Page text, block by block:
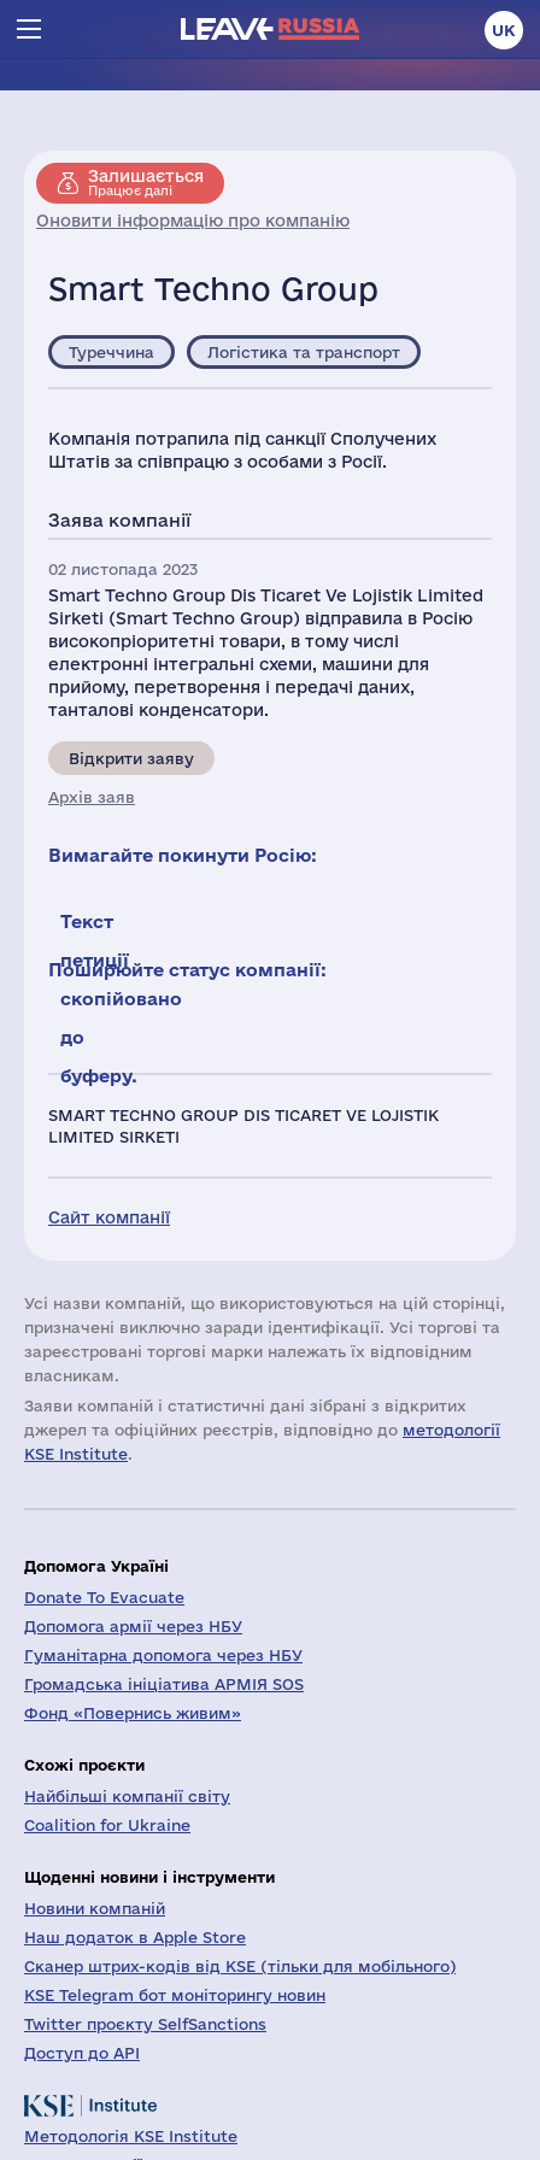
UK
Залишається
Працює далі
Оновити інформацію про компанію
Smart Techno Group
SMART TECHNO GROUP DIS TICARET VE LOJISTIK
LIMITED SIRKETI
Сайт компанії
Туреччина Логістика та транспорт
Компанія потрапила під санкції Сполучених
Штатів за співпрацю з особами з Росії.
Заява компанії
02 листопада 2023
Smart Techno Group Dis Ticaret Ve Lojistik Limited
Sirketi (Smart Techno Group) відправила в Росію
високопріоритетні товари, в тому числі
електронні інтегральні схеми, машини для
прийому, перетворення і передачі даних,
танталові конденсатори.
Відкрити заяву
Архів заяв
Вимагайте покинути Росію:
Текст
петиції
скопійовано
до
буферу.
Поширюйте статус компанії:
Усі назви компаній, що використовуються на цій сторінці,
призначені виключно заради ідентифікації. Усі торгові та
зареєстровані торгові марки належать їх відповідним
власникам.
Заяви компаній i статистичні дані зібрані з відкритих
джерел та офіційних реєстрів, відповідно до методології
KSE Institute.
Допомога Україні
Donate To Evacuate
Допомога армії через НБУ
Гуманітарна допомога через НБУ
Громадська ініціатива АРМІЯ SOS
Фонд «Повернись живим»
Схожі проєкти
Найбільші компанії світу
Coalition for Ukraine
Щоденні новини і інструменти
Новини компаній
Наш додаток в Apple Store
Сканер штрих-кодів від KSE (тільки для мобільного)
KSE Telegram бот моніторингу новин
Twitter проєкту SelfSanctions
Доступ до API
Методологія KSE Institute